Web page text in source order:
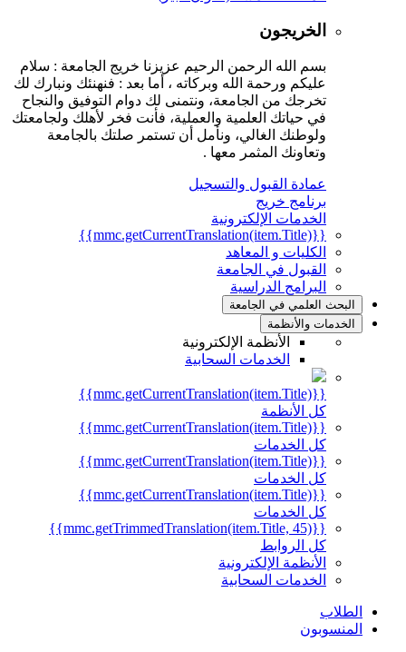
الخريجون
بسم الله الرحمن الرحيم عزيزنا خريج الجامعة : سلام
عليكم ورحمة الله وبركاته ، أما بعد : فنهنئك ونبارك لك
تخرجك من الجامعة، ونتمنى لك دوام التوفيق والنجاح
في حياتك العلمية والعملية، فأنت فخر لأهلك ولجامعتك
ولوطنك الغالي، ونأمل أن تستمر صلتك بالجامعة
وتعاونك المثمر معها .
عمادة القبول والتسجيل
برنامج خريج
الخدمات الإلكترونية
{{mmc.getCurrentTranslation(item.Title)}}
الكليات و المعاهد
القبول في الجامعة
البرامج الدراسية
البحث العلمي في الجامعة
الخدمات والأنظمة
الأنظمة الإلكترونية
الخدمات السحابية
{{mmc.getCurrentTranslation(item.Title)}}
كل الأنظمة
{{mmc.getCurrentTranslation(item.Title)}}
كل الخدمات
{{mmc.getCurrentTranslation(item.Title)}}
كل الخدمات
{{mmc.getCurrentTranslation(item.Title)}}
كل الخدمات
{{mmc.getTrimmedTranslation(item.Title, 45)}}
كل الروابط
الأنظمة الإلكترونية
الخدمات السحابية
الطلاب
المنسوبون